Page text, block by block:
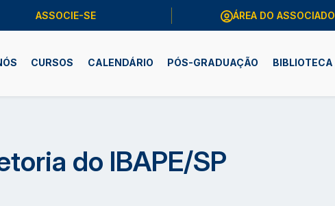
ASSOCIE-SE ÁREA DO ASSOCIADO
CURSOS CALENDÁRIO PÓS-GRADUAÇÃO BIBLIOTECA
do IBAPE/SP